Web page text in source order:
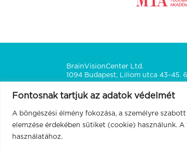
Fontosnak tartjuk az adatok védelmét
A böngészési élmény fokozása, a személyre
elemzése érdekében sütiket (cookie) használunk.
használatához.
BrainVisionCenter Ltd.
1094 Budapest, Liliom utca 43-45.